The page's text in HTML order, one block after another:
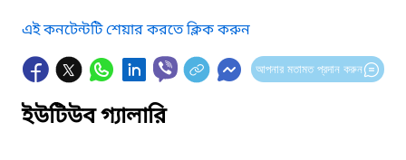
এই কনটেন্টটি শেয়ার করতে ক্লিক করুন
আপনার মতামত প্রদান করুন
ইউটিউব গ্যালারি